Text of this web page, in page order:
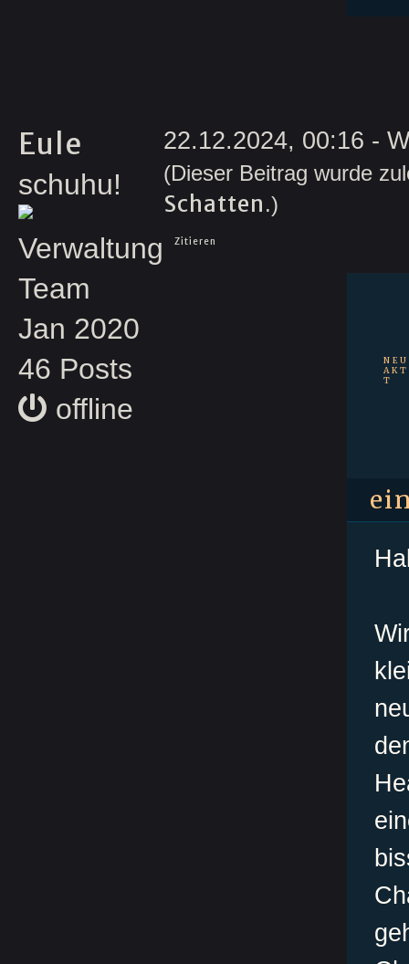
Eule
schuhu!
Verwaltung
Team
Jan 2020
46 Posts
offline
22.12.2024, 00:16 -
(Dieser Beitrag wurde
Schatten.)
Zitieren
T